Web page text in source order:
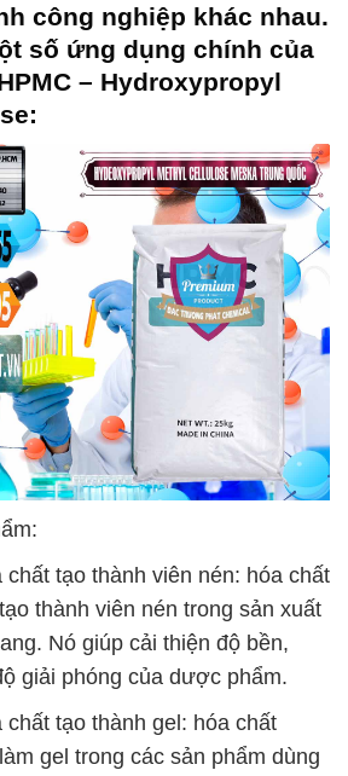
công nghiệp khác nhau.
số ứng dụng chính của
– Hydroxypropyl
:
chất tạo thành viên nén: hóa chất
thành viên nén trong sản xuất
Nó giúp cải thiện độ bền,
giải phóng của dược phẩm.
chất tạo thành gel: hóa chất
gel trong các sản phẩm dùng